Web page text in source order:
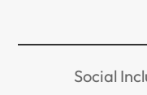
Social